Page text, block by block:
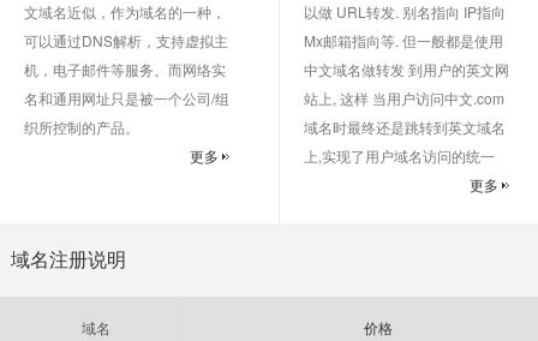
文域名近似，作为域名的一种，
可以通过DNS解析，支持虚拟主
机，电子邮件等服务。而网络实
名和通用网址只是被一个公司/组
织所控制的产品。
更多
以做 URL转发. 别名指向 IP指向
Mx邮箱指向等. 但一般都是使用
中文域名做转发 到用户的英文网
站上, 这样 当用户访问中文.com
域名时最终还是跳转到英文域名
上,实现了用户域名访问的统一
更多
域名注册说明
域名 价格